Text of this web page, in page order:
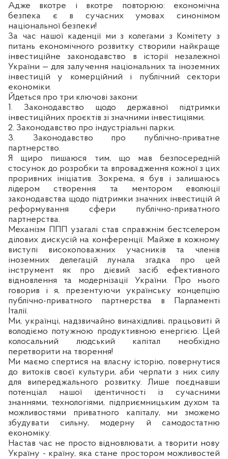
Адже вкотре і вкотре повторюю: економічна
безпека є в сучасних умовах синонімом
національної безпеки!
За час нашої каденції ми з колегами з Комітету з
питань економічного розвитку створили найкраще
інвестиційне законодавство в історії незалежної
України — для залучення національних та іноземних
інвестицій у комерційний і публічний сектори
економіки.
Йдеться про три ключові закони:
1. Законодавство щодо державної підтримки
інвестиційних проєктів зі значними інвестиціями;
2. Законодавство про індустріальні парки;
3. Законодавство про публічно-приватне
партнерство.
Я щиро пишаюся тим, що мав безпосередній
стосунок до розробки та впровадження кожної з цих
проривних ініціатив. Зокрема, я був і залишаюсь
лідером створення та ментором еволюції
законодавства щодо підтримки значних інвестицій й
реформування сфери публічно-приватного
партнерства.
Механізм ППП узагалі став справжнім бестселером
ділових дискусій на конференції. Майже в кожному
виступі високоповажних учасників та членів
іноземних делегацій лунала згадка про цей
інструмент як про дієвий засіб ефективного
відновлення та модернізації України. Про нього
говорив і я, презентуючи українську концепцію
публічно-приватного партнерства в Парламенті
Італії.
Ми, українці, надзвичайно винахідливі, працьовиті й
володіємо потужною продуктивною енергією. Цей
колосальний людський капітал необхідно
перетворити на творення!
Ми маємо спертися на власну історію, повернутися
до витоків своєї культури, аби черпати з них силу
для випереджального розвитку. Лише поєднавши
потенціал нашої ідентичності із сучасними
знаннями, технологіями, підприємницьким духом та
можливостями приватного капіталу, ми зможемо
збудувати сильну, модерну й самодостатню
економіку.
Настав час не просто відновлювати, а творити нову
Україну - країну, яка стане простором можливостей